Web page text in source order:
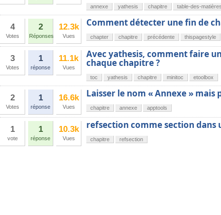
annexe yathesis chapitre table-des-
4
Votes
2
Réponses
12.3k
Vues
Comment détecter une fin de
chapter chapitre précédente thispagestyle
3
Votes
1
réponse
11.1k
Vues
Avec yathesis, comment faire
chaque chapitre ?
toc yathesis chapitre minitoc etoolbox
2
Votes
1
réponse
16.6k
Vues
Laisser le nom « Annexe » mais
chapitre annexe apptools
1
vote
1
réponse
10.3k
Vues
refsection comme section dans
chapitre refsection